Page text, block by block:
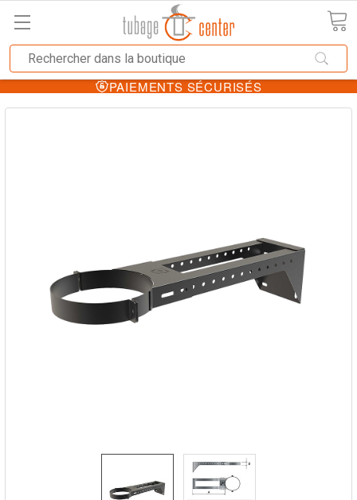
PAIEMENTS SÉCURISÉS